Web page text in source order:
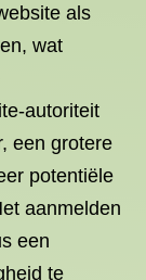
als
wat
autoriteit
een grotere
potentiële
aanmelden
een
te